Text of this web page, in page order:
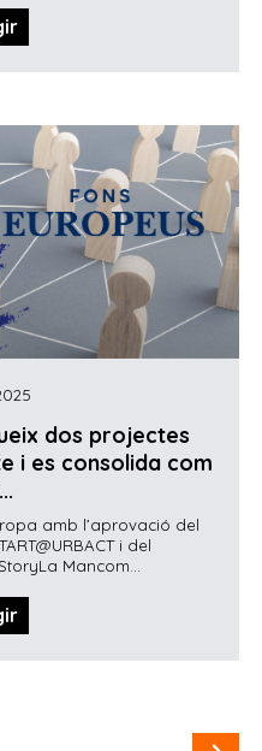
dos projectes
i es consolida com
amb l’aprovació del
i del
Mancom...